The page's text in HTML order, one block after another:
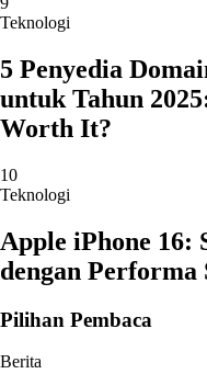
Teknologi
5 Penyedia
untuk Tahun
Worth It?
10
Teknologi
Apple iPhone 16:
dengan Performa
Pilihan Pembaca
Berita